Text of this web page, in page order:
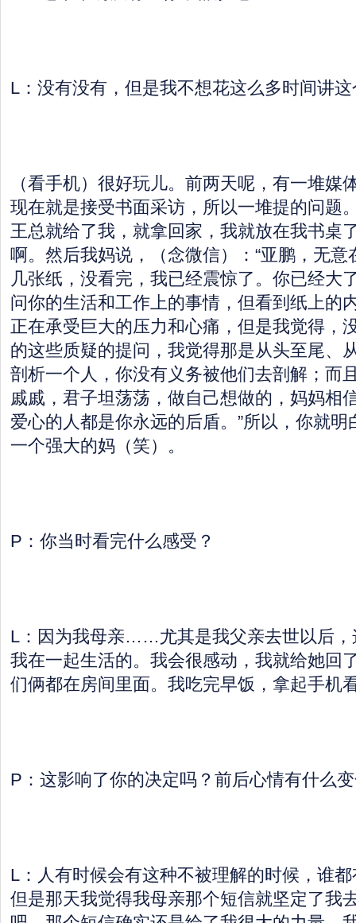
L：没有没有，但是我不想花这么多时间讲
（看手机）很好玩儿。前两天呢，有一堆媒
现在就是接受书面采访，所以一堆提的问题
王总就给了我，就拿回家，我就放在我书桌
啊。然后我妈说，（念微信）：“亚鹏，无
几张纸，没看完，我已经震惊了。你已经大
问你的生活和工作上的事情，但看到纸上的
正在承受巨大的压力和心痛，但是我觉得，
的这些质疑的提问，我觉得那是从头至尾、
剖析一个人，你没有义务被他们去剖解；而
戚戚，君子坦荡荡，做自己想做的，妈妈相
爱心的人都是你永远的后盾。”所以，你就
一个强大的妈（笑）。
P：你当时看完什么感受？
L：因为我母亲……尤其是我父亲去世以后，
我在一起生活的。我会很感动，我就给她回
们俩都在房间里面。我吃完早饭，拿起手机
P：这影响了你的决定吗？前后心情有什么
L：人有时候会有这种不被理解的时候，谁
但是那天我觉得我母亲那个短信就坚定了我